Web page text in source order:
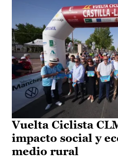
Vuelta Ciclista
impacto social y
medio rural